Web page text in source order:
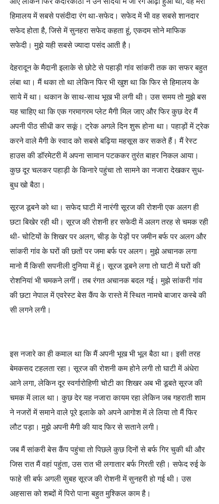
हिमालय में सबसे पसंदीदा रंग था-सफेद। सफेद में भी वह सबसे शानदार
सफेद होता है, जिसे में सुनहरा सफेद कहता हूं, एकदम सोने माफिक
सफेदी। मुझे यही सबसे ज्यादा पसंद आती है।
देहरादून के मैदानी इलाके से छोटे से पहाड़ी गांव सांकरी तक का सफर बहुत
लंबा था। मैं थका तो था लेकिन फिर भी खुश था कि फिर से हिमालय के
साये में था। थकान के साथ-साथ भूख भी लगी थी। उस समय तो मुझे बस
यह चाहिए था कि एक गरमागरम प्लेट मैगी मिल जाए और फिर कुछ देर मैं
अपनी पीठ सीधी कर सकूं। ट्रेक अगले दिन शुरू होना था। पहाड़ों में ट्रेक
करने वाले मैगी के स्वाद को सबसे बढ़िया महसूस कर सकते हैं। मैं रेस्ट
हाउस की डॉरमेटरी में अपना सामान पटककर तुरंत बाहर निकल आया।
कुछ दूर चलकर पहाड़ी के किनारे पहुंचा तो सामने का नजारा देखकर सुध-
बुध खो बैठा।
सूरज डूबने को था। सफेद घाटी में नारंगी सूरज की रोशनी एक अलग ही
छटा बिखेर रही थी। सूरज की रोशनी हर सफेदी में अलग तरह से चमक रही
थी- चोटियों के शिखर पर अलग, चीड़ के पेड़ों पर जमीन बर्फ पर अलग और
सांकरी गांव के घरों की छतों पर जमा बर्फ पर अलग। मुझे अचानक लगा
मानो मैं किसी सपनीली दुनिया में हूं। सूरज डूबने लगा तो घाटी में घरों की
रोशनियां भी चमकने लगीं। तब रंगत अचानक बदल गई। मुझे सांकरी गांव
की छटा नेपाल में एवरेस्ट बेस कैंप के रास्ते में स्थित नामचे बाजार कस्बे की
सी लगने लगी।
इस नजारे का ही कमाल था कि मैं अपनी भूख भी भूल बैठा था। इसी तरह
बेमकसद टहलता रहा। सूरज की रोशनी कम होने लगी तो घाटी में अंधेरा
आने लगा, लेकिन दूर स्वर्गारोहिणी चोटी का शिखर अब भी डूबते सूरज की
चमक में लाल था। कुछ देर यह नजारा कायम रहा लेकिन जब गहराती शाम
ने नजरों में समाने वाले पूरे इलाके को अपने आगोश में ले लिया तो मैं फिर
लौट पड़ा। मुझे अपनी मैगी की याद फिर से सताने लगी।
जब मैं सांकरी बेस कैंप पहुंचा तो पिछले कुछ दिनों से बर्फ गिर चुकी थी और
जिस रात मैं वहां पहुंता, उस रात भी लगातार बर्फ गिरती रही। सफेद रुई के
फाहे सी बर्फ अगली सुबह सूरज की रोशनी में सुनहरी हो गई थी। उस
अहसास को शब्दों में पिरो पाना बहुत मुश्किल काम है।